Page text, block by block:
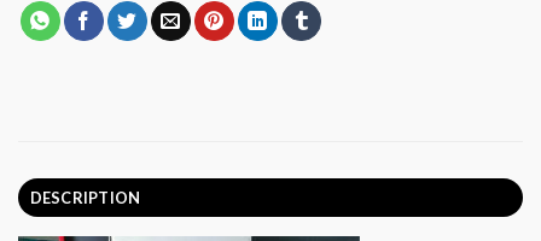
DESCRIPTION